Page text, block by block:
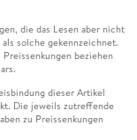
die das Lesen aber nicht
solche gekennzeichnet.
beziehen
dieser Artikel
Die jeweils zutreffende
zu Preissenkungen